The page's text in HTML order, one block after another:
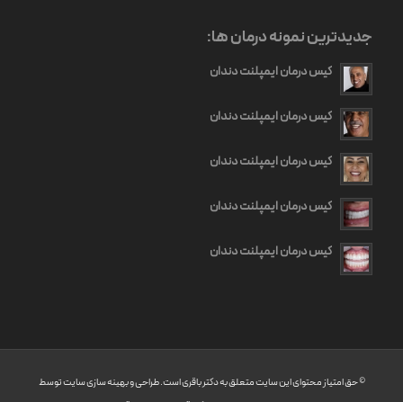
جدیدترین نمونه درمان ها:
کیس درمان ایمپلنت دندان
کیس درمان ایمپلنت دندان
کیس درمان ایمپلنت دندان
کیس درمان ایمپلنت دندان
کیس درمان ایمپلنت دندان
© حق امتیاز محتوای این سایت متعلق به دکتر باقری است. طراحی و بهینه سازی سایت توسط